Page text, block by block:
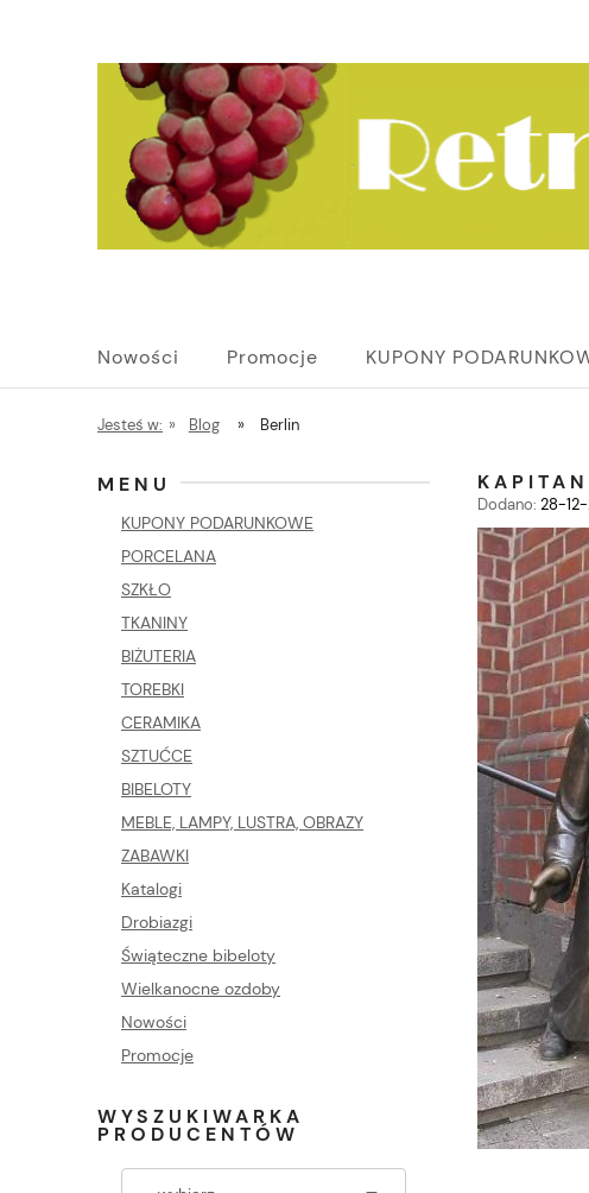
Nowości Promocje KUPONY
Jesteś w: » Blog » Berlin
MENU
KUPONY PODARUNKOWE
PORCELANA
SZKŁO
TKANINY
BIŻUTERIA
TOREBKI
CERAMIKA
SZTUĆCE
BIBELOTY
MEBLE, LAMPY, LUSTRA, OBRAZY
ZABAWKI
Katalogi
Drobiazgi
Świąteczne bibeloty
Wielkanocne ozdoby
Nowości
Promocje
WYSZUKIWARKA
PRODUCENTÓW
Dodano: 28-